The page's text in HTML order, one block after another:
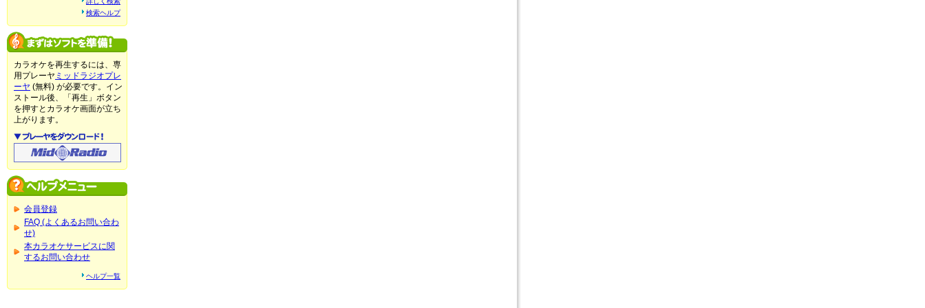
検索ヘルプ
カラオケを再生するには、専
用プレーヤ ミッドラジオプレ
ーヤ (無料) が必要です。イン
ストール後、「再生」ボタン
を押すとカラオケ画面が立ち
上がります。
会員登録
FAQ (よくあるお問い合わ
せ)
本カラオケサービスに関
するお問い合わせ
ヘルプ一覧